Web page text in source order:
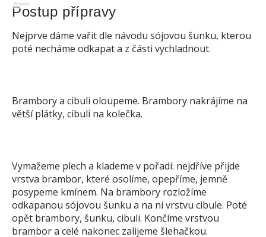
Reklama
Postup přípravy
Nejprve dáme vařit dle návodu sójovou šunku, kterou
poté necháme odkapat a z části vychladnout.
Brambory a cibuli oloupeme. Brambory nakrájíme na
větší plátky, cibuli na kolečka.
Vymažeme plech a klademe v pořadí: nejdříve přijde
vrstva brambor, které osolíme, opepříme, jemně
posypeme kmínem. Na brambory rozložíme
odkapanou sójovou šunku a na ní vrstvu cibule. Poté
opět brambory, šunku, cibuli. Končíme vrstvou
brambor a celé nakonec zalijeme šlehačkou.